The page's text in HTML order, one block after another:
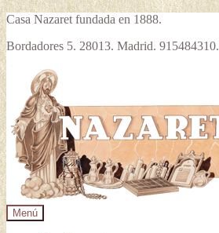
Casa Nazaret fundada en 1888.
Bordadores 5. 28013. Madrid. 915484310.
la
navegación
contenido
Menú